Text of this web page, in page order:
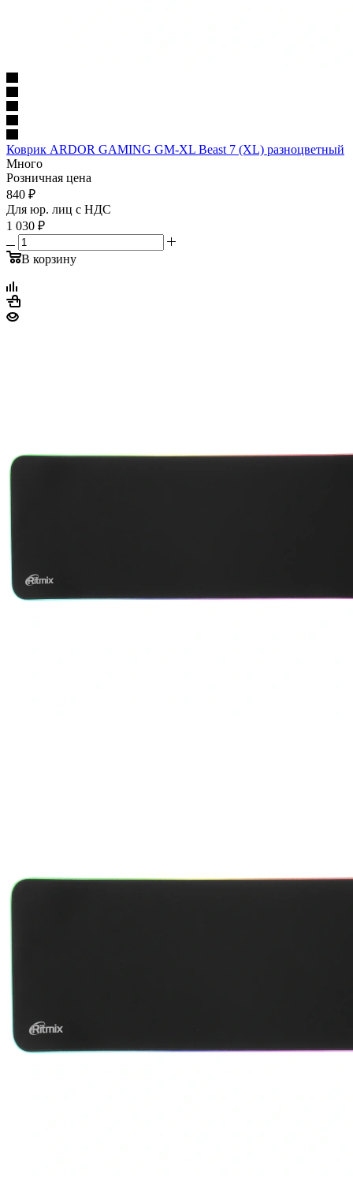
Коврик ARDOR GAMING GM-XL Beast 7 (XL) разноцветный
Много
Розничная цена
840 ₽
Для юр. лиц c НДС
1 030 ₽
В корзину